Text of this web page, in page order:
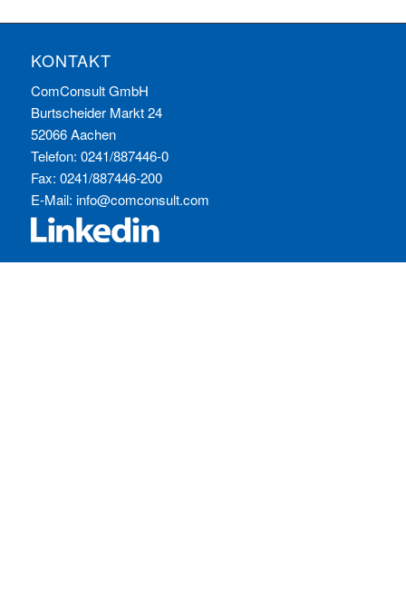
KONTAKT
ComConsult GmbH
Burtscheider Markt 24
52066 Aachen
Telefon: 0241/887446-0
Fax: 0241/887446-200
E-Mail: info@comconsult.com